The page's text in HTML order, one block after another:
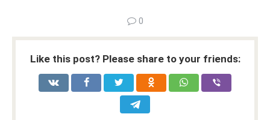
0
Like this post? Please share to your friends: